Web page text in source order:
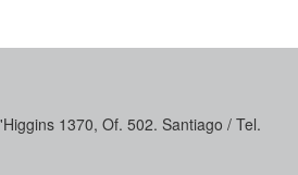
1370, Of. 502. Santiago / Tel.